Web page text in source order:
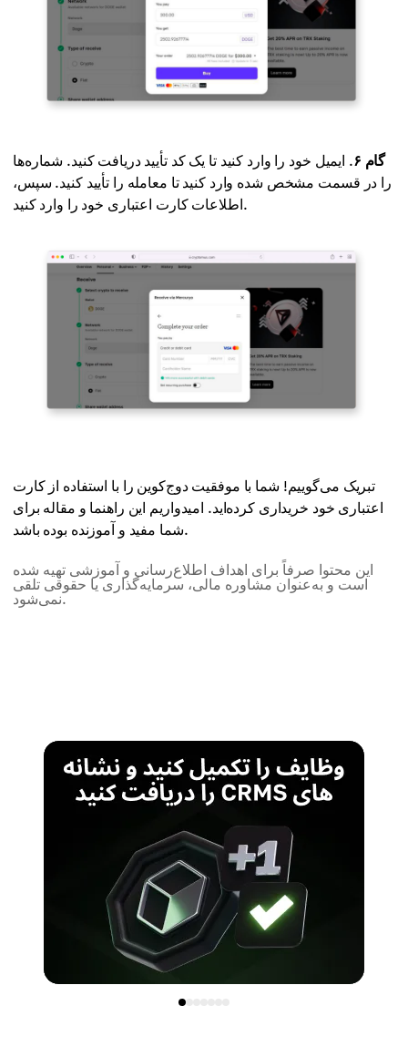
گام ۶
. ایمیل خود را وارد کنید تا یک کد تأیید دریافت کنید. شماره‌ها
را در قسمت مشخص شده وارد کنید تا معامله را تأیید کنید. سپس،
اطلاعات کارت اعتباری خود را وارد کنید.
تبریک می‌گوییم! شما با موفقیت دوج‌کوین را با استفاده از کارت
اعتباری خود خریداری کرده‌اید. امیدواریم این راهنما و مقاله برای
شما مفید و آموزنده بوده باشد.
این محتوا صرفاً برای اهداف اطلاع‌رسانی و آموزشی تهیه شده
است و به‌عنوان مشاوره مالی، سرمایه‌گذاری یا حقوقی تلقی
نمی‌شود.